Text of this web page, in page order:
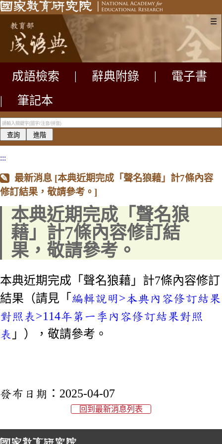
☰
成語檢索 辭典附錄
電子書
|
筆記本
:::
最新消息 [本典近期完成「聲名狼藉」計7條內容
修訂結果，敬請參考。]
本典近期完成「聲名狼
藉」計7條內容修訂結
果，敬請參考。
本典近期完成「聲名狼藉」計7條內容修訂
結果（請見「 編輯說明>本典內容修訂結果
對照表>114年第一季內容修訂結果對照
表 」），敬請參考。
發布日期： 2025-04-07
回到最新消息列表